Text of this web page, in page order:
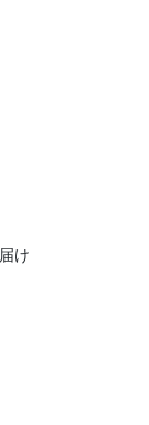
け